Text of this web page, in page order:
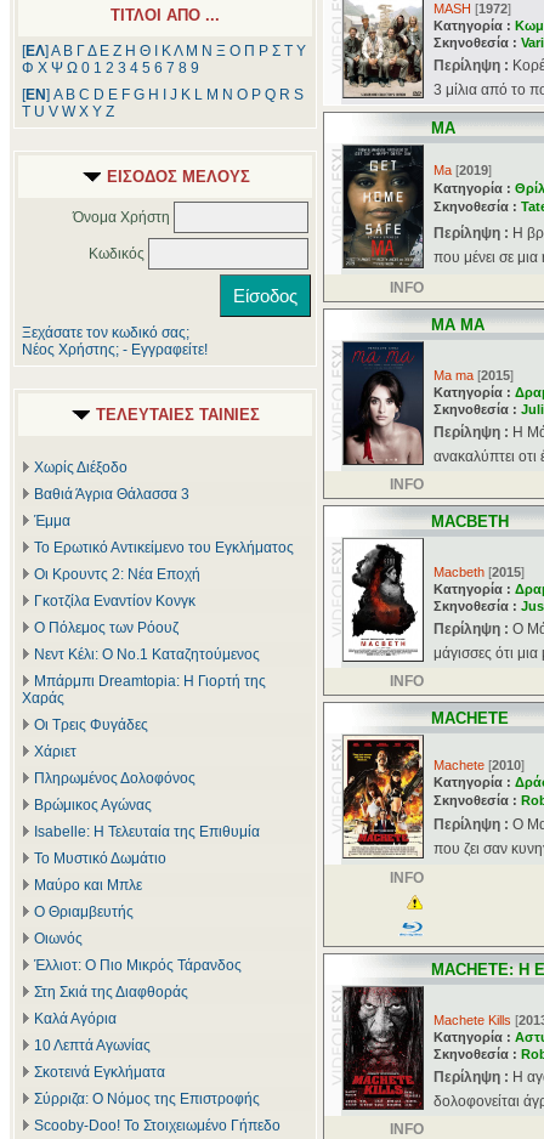
ΤΙΤΛΟΙ ΑΠΟ ...
[ΕΛ] Α Β ΓΔ Ε Ζ Η Θ ΚΛ Μ Ν Ξ Ο Π Ρ Σ Τ Υ
Φ Χ Ψ Ω 0 1 2 3 4 5 6 7 8 9
[ΕΝ] A B C D E F G H J K L M N O P Q R S
T U V W X Y Z
ΕΙΣΟΔΟΣ ΜΕΛΟΥΣ
Όνομα Χρήστη
Κωδικός
Ξεχάσατε τον κωδικό σας;
Νέος Χρήστης; - Εγγραφείτε!
ΤΕΛΕΥΤΑΙΕΣ ΤΑΙΝΙΕΣ
Χωρίς Διέξοδο
Βαθιά Άγρια Θάλασσα 3
Έμμα
Το Ερωτικό Αντικείμενο του Εγκλήματος
Οι Κρουντς 2: Νέα Εποχή
Γκοτζίλα Εναντίον Κονγκ
Ο Πόλεμος των Ρόουζ
Νεντ Κέλι: Ο Νο.1 Καταζητούμενος
Μπάρμπι Dreamtopia: Η Γιορτή της
Χαράς
Οι Τρεις Φυγάδες
Χάριετ
Πληρωμένος Δολοφόνος
Βρώμικος Αγώνας
Isabelle: Η Τελευταία της Επιθυμία
Το Μυστικό Δωμάτιο
Μαύρο και Μπλε
Ο Θριαμβευτής
Οιωνός
Έλλιοτ: Ο Πιο Μικρός Τάρανδος
Στη Σκιά της Διαφθοράς
Καλά Αγόρια
10 Λεπτά Αγωνίας
Σκοτεινά Εγκλήματα
Σύρριζα: Ο Νόμος της Επιστροφής
Scooby-Doo! Το Στοιχειωμένο Γήπεδο
MASH [1972]
Κατηγορία :
Σκηνοθεσία :
Περίληψη :
3 μίλια από το
MA
Ma [2019]
Κατηγορία :
Σκηνοθεσία :
Περίληψη : Η
που μένει σε
INFO
MA MA
Ma ma [2015]
Κατηγορία :
Σκηνοθεσία :
Περίληψη : Η
ανακαλύπτει
INFO
MACBETH
Macbeth [2015]
Κατηγορία :
Σκηνοθεσία :
Περίληψη : Ο
μάγισσες ότι
INFO
MACHETE
Machete [2010]
Κατηγορία :
Σκηνοθεσία :
Περίληψη : O
που ζει σαν
INFO
MACHETE: Η
Machete Kills [
Κατηγορία :
Σκηνοθεσία :
Περίληψη : Η
δολοφονείται
INFO